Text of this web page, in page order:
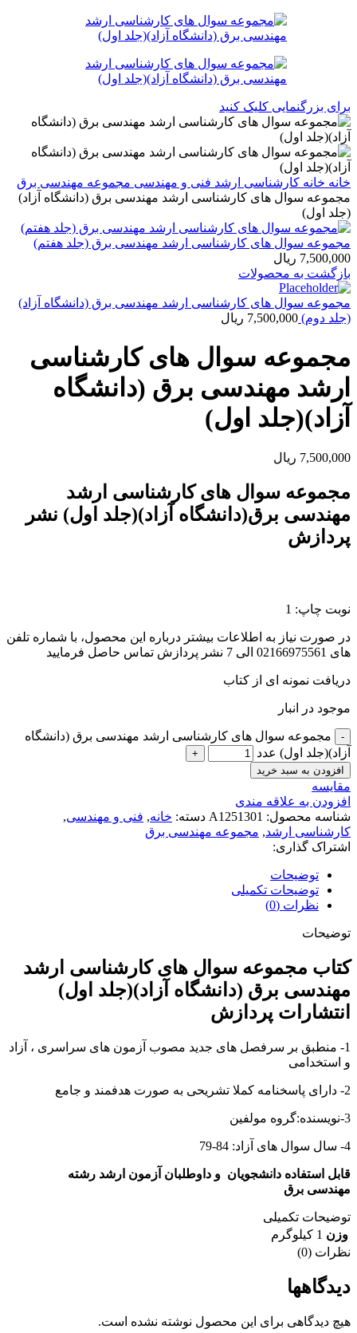
برای بزرگنمایی کلیک کنید
خانه خانه کارشناسی ارشد فنی و مهندسی مجموعه مهندسی برق
مجموعه سوال های کارشناسی ارشد مهندسی برق (دانشگاه آزاد)
(جلد اول)
مجموعه سوال های کارشناسی ارشد مهندسی برق (جلد هفتم)
7,500,000 ریال
بازگشت به محصولات
مجموعه سوال های کارشناسی ارشد مهندسی برق (دانشگاه آزاد)
(جلد دوم) 7,500,000 ریال
مجموعه سوال های کارشناسی
ارشد مهندسی برق (دانشگاه
آزاد)(جلد اول)
7,500,000 ریال
مجموعه سوال های کارشناسی ارشد
مهندسی برق(دانشگاه آزاد)(جلد اول) نشر
پردازش
نوبت چاپ: 1
در صورت نیاز به اطلاعات بیشتر درباره این محصول، با شماره تلفن
های 02166975561 الی 7 نشر پردازش تماس حاصل فرمایید
دریافت نمونه ای از کتاب
موجود در انبار
مجموعه سوال های کارشناسی ارشد مهندسی برق (دانشگاه
آزاد)(جلد اول) عدد
افزودن به سبد خرید
مقايسه
افزودن به علاقه مندی
شناسه محصول: A1251301 دسته: خانه, فنی و مهندسی,
کارشناسی ارشد, مجموعه مهندسی برق
اشتراک گذاری:
توضیحات
توضیحات تکمیلی
نظرات (0)
توضیحات
کتاب مجموعه سوال های کارشناسی ارشد
مهندسی برق (دانشگاه آزاد)(جلد اول)
انتشارات پردازش
1- منطبق بر سرفصل های جدید مصوب آزمون های سراسری ، آزاد
و استخدامی
2- دارای پاسخنامه کملا تشریحی به صورت هدفمند و جامع
3-نویسنده:گروه مولفین
4- سال سوال های آزاد: 84-79
قابل استفاده دانشجویان و داوطلبان آزمون ارشد رشته
مهندسی برق
توضیحات تکمیلی
وزن 1 کیلوگرم
نظرات (0)
دیدگاهها
هیچ دیدگاهی برای این محصول نوشته نشده است.